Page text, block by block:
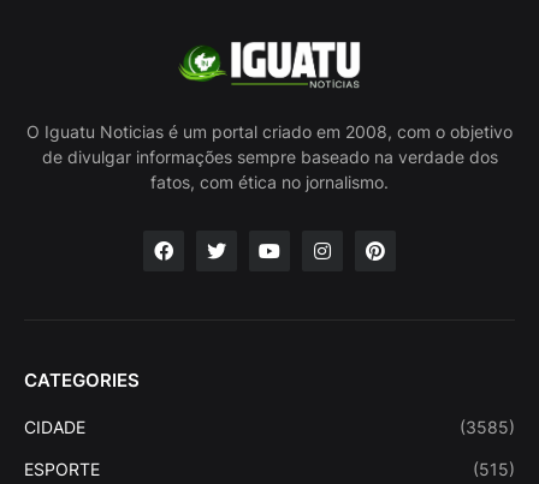
O Iguatu Noticias é um portal criado em 2008, com o objetivo
de divulgar informações sempre baseado na verdade dos
fatos, com ética no jornalismo.
CATEGORIES
CIDADE (3585)
ESPORTE (515)